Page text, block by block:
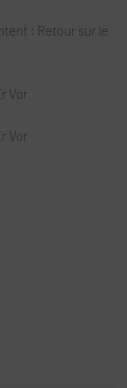
: Retour sur le
Vor
Vor